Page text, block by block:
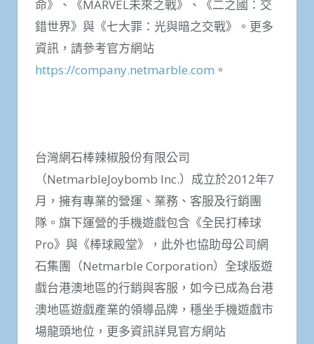
命》、《MARVEL未來之戰》、《二之國：交
錯世界》與《七大罪：光與暗之交戰》。更多
資訊，請參考官方網站
https://company.netmarble.com 。
台灣網石棒辣椒股份有限公司
（NetmarbleJoybomb Inc.）成立於2012年7
月，擁有專業的營運、業務、客服及行銷團
隊。旗下運營的手機遊戲包含《全民打棒球
Pro》與《棒球殿堂》，此外也協助母公司網
石集團（Netmarble Corporation）全球版遊
戲台港澳地區的行銷與客服，如今已成為台港
澳地區遊戲產業的領導品牌，穩坐手機遊戲市
場龍頭地位，更多資訊詳見官方網站